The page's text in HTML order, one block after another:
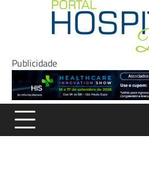
Publicidade